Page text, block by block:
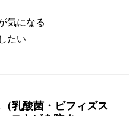
気になる
たい
乳酸菌・ビフィズス